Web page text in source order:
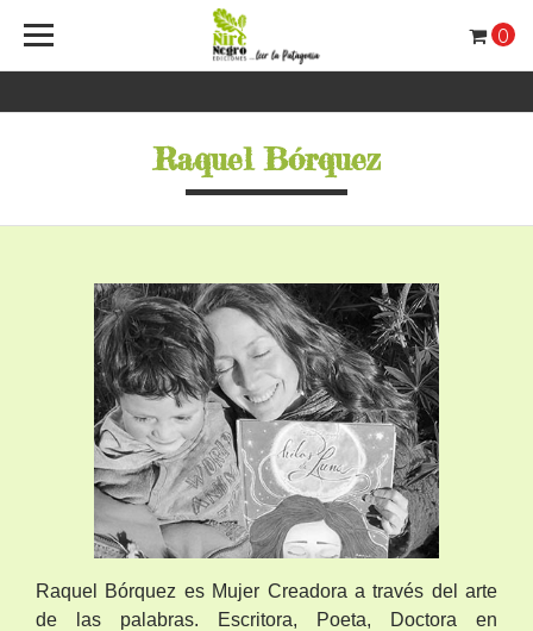
0
Raquel Bórquez
Raquel Bórquez es Mujer Creadora a través del arte
de las palabras. Escritora, Poeta, Doctora en